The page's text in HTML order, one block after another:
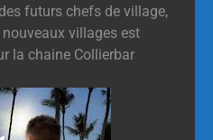
futurs chefs de village,
villages est
la chaine Collierbar